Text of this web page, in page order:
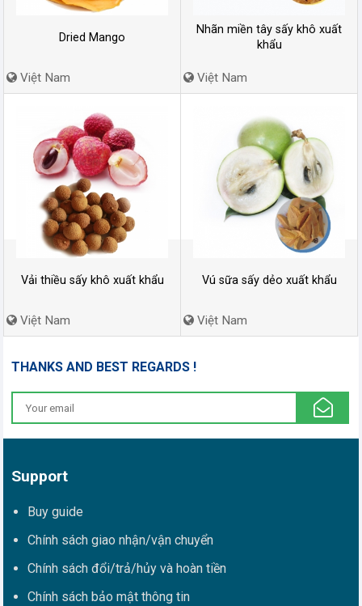
Dried Mango
Việt Nam
Nhãn miền tây sấy khô xuất
khẩu
Việt Nam
Vải thiều sấy khô xuất khẩu
Việt Nam
Vú sữa sấy dẻo xuất khẩu
Việt Nam
THANKS AND BEST REGARDS !
Support
Buy guide
Chính sách giao nhận/vận chuyển
Chính sách đổi/trả/hủy và hoàn tiền
Chính sách bảo mật thông tin